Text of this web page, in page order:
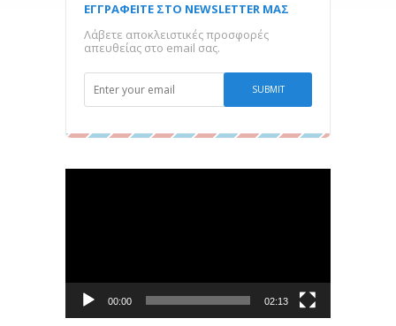
ΕΓΓΡΑΦΕΙΤΕ ΣΤΟ NEWSLETTER ΜΑΣ
Λάβετε αποκλειστικές προσφορές
απευθείας στο email σας.
00:00 02:13